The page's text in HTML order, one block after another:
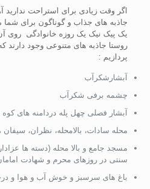
اگر وقت زیادی برای استراحت ندارید
جاذبه های جذاب و گوناگون برای شما
یک پیک نیک یک روزه خانوادگی روی
روستا جاذبه های متنوعی وجود دارند
پردازیم :
آبشارشکرآب
چشمه برفی شکرآب
آبشار فصلی چهل پله دردامنه های کوه
محله سادات، بالامحله، نظران، سیفان
مسجد جامع و بالا محله (دسته ها
سنتی در روزهای محرم و شهادت
باغ های سرسبز و خوش آب و هوا و